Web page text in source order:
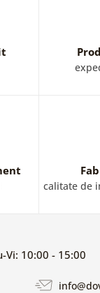
calitate de
10:00 - 15:00